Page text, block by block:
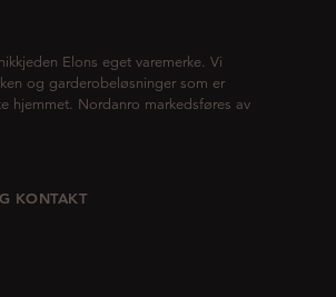
Elons eget varemerke. Vi
og garderobeløsninger som er
hjemmet. Nordanro markedsføres av
KONTAKT